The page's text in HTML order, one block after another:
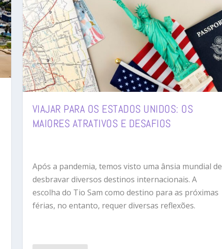
VIAJAR PARA OS ESTADOS UNIDOS: OS
MAIORES ATRATIVOS E DESAFIOS
Após a pandemia, temos visto uma ânsia mundial de
desbravar diversos destinos internacionais. A
escolha do Tio Sam como destino para as próximas
férias, no entanto, requer diversas reflexões.